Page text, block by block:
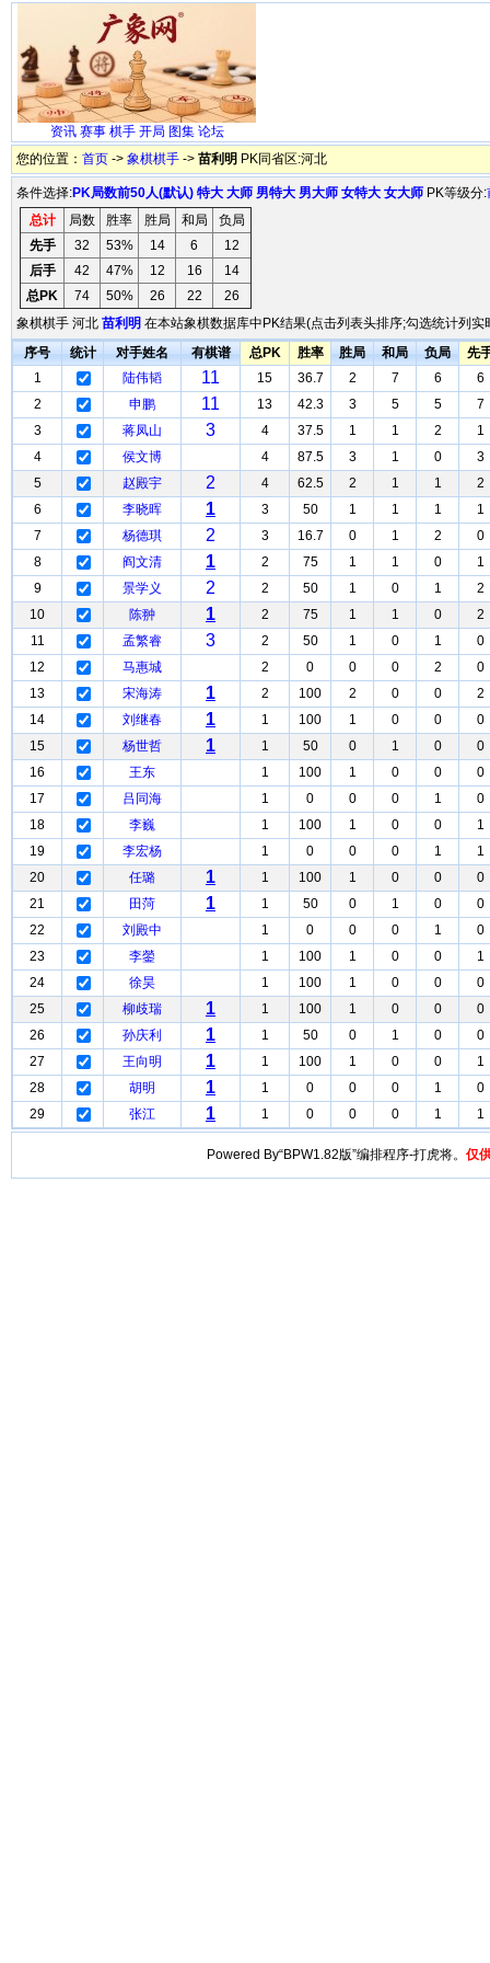
资讯 赛事 棋手 开局 图集 论坛
您的位置： 首页 -> 象棋棋手 -> 苗利明 PK同省区:河北
条件选择:PK局数前50人(默认) 特大 大师 男特大 男大师 女特大 女大师 PK等级分:
总计
局数 胜率 胜局 和局
负局
先手
32 53% 14 6
12
后手
42 47% 12 16
14
总PK
74 50% 26 22
26
象棋棋手 河北 苗利明 在本站象棋数据库中PK结果(点击列表头排序;勾选统计列
序号
统计 对手姓名 有棋谱 总PK 胜率 胜局 和局 负局
先
1
陆伟韬 11 15 36.7 2 7 6
6
2
申鹏 11 13 42.3 3 5 5
7
3
蒋凤山 3 4 37.5 1 1 2
1
4
侯文博 4 87.5 3 1 0
3
5
赵殿宇 2 4 62.5 2 1 1
2
6
李晓晖 1 3 50 1 1 1
1
7
杨德琪 2 3 16.7 0 1 2
0
8
阎文清 1 2 75 1 1 0
1
9
景学义 2 2 50 1 0 1
2
10
陈翀 1 2 75 1 1 0
2
11
孟繁睿 3 2 50 1 0 1
0
12
马惠城 2 0 0 0 2
0
13
宋海涛 1 2 100 2 0 0
2
14
刘继春 1 1 100 1 0 0
0
15
杨世哲 1 1 50 0 1 0
0
16
王东 1 100 1 0 0
0
17
吕同海 1 0 0 0 1
0
18
李巍 1 100 1 0 0
1
19
李宏杨 1 0 0 0 1
1
20
任璐 1 1 100 1 0 0
0
21
田菏 1 1 50 0 1 0
0
22
刘殿中 1 0 0 0 1
0
23
李鎣 1 100 1 0 0
1
24
徐昊 1 100 1 0 0
0
25
柳歧瑞 1 1 100 1 0 0
0
26
孙庆利 1 1 50 0 1 0
0
27
王向明 1 1 100 1 0 0
1
28
胡明 1 1 0 0 0 1
0
29
张江 1 1 0 0 0 1 1
Powered By“BPW1.82版”编排程序-打虎将。 仅